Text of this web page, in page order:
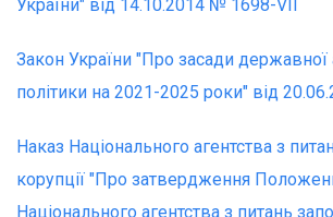
України" від 14.10.2014 № 1698-VII
Закон України "Про засади державної
політики на 2021-2025 роки" від
Наказ Національного агентства з
корупції "Про затвердження
Національного агентства з питань